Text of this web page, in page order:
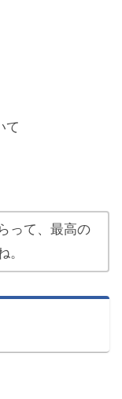
て
って、最高の
。